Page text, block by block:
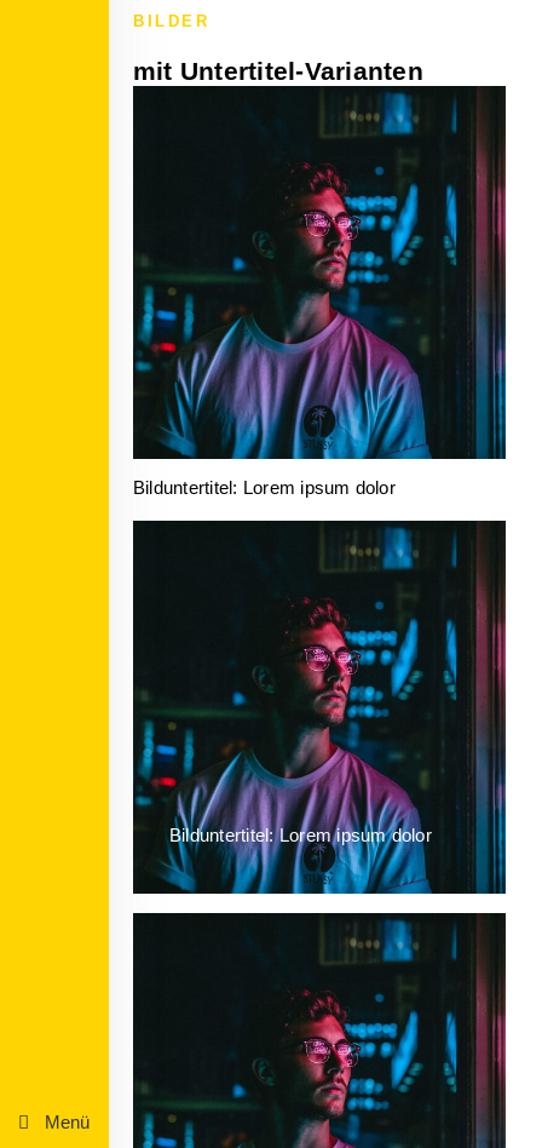
Menü
BILDER
mit Untertitel-Varianten
Bilduntertitel: Lorem ipsum dolor
Bilduntertitel: Lorem ipsum dolor